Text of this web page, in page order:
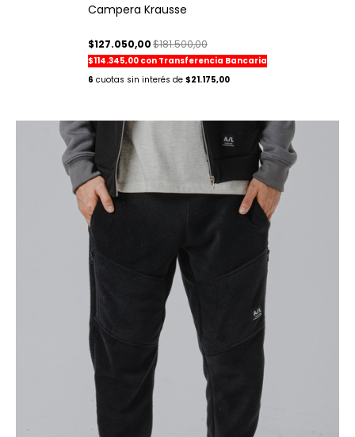
Campera Krausse
$127.050,00$181.500,00
$114.345,00 con Transferencia Bancaria
6
$21.175,00